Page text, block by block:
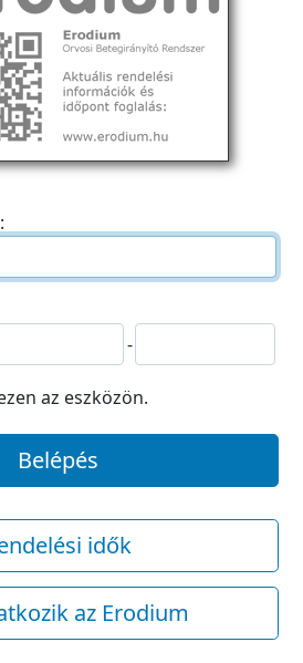
-
az eszközön.
Belépés
idők
az Erodium